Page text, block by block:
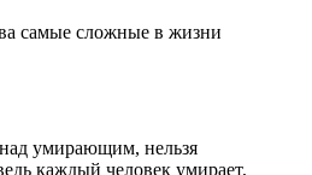
самые сложные в жизни
умирающим, нельзя
каждый человек умирает,